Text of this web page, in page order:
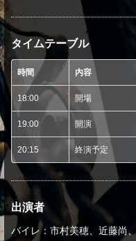
タイムテーブル
時間 内容
18:00 開場
19:00 開演
20:15 終演予定
出演者
バイレ：市村美穂、近藤尚